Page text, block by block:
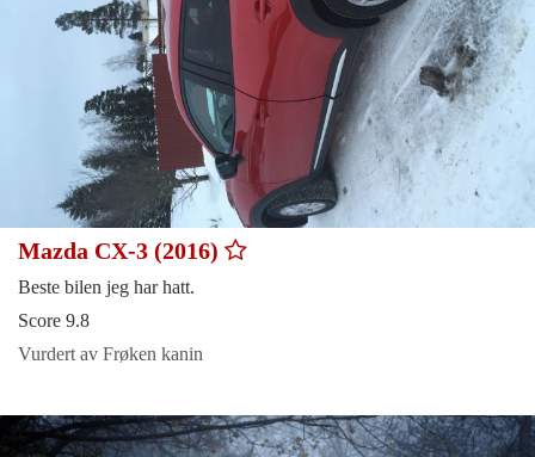
Mazda CX-3 (2016)
Beste bilen jeg har hatt.
Score 9.8
Vurdert av Frøken kanin